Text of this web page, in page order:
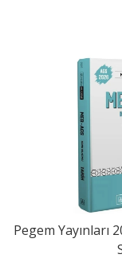
Pegem Yayınları